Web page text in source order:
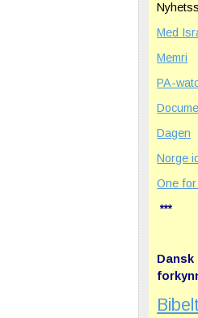
Med
Memri
PA-
Dagen
Norge
One for
***
Dansk